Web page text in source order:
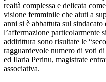
realtà complessa e delicata
visione femminile che aiuti a
anni si è abbattuta sul
l’affermazione particolarmente
addirittura sono risultate le
ragguardevole numero di voti
ed Ilaria Perinu, magistrate
associativa.